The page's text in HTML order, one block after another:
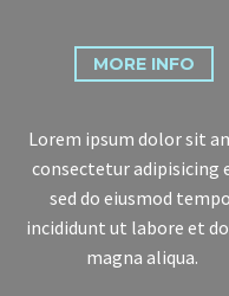
MORE INFO
Lorem ipsum dolor sit
consectetur adipisicing
sed do eiusmod
incididunt ut labore et
magna aliqua.